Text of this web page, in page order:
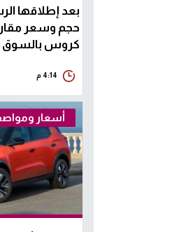
كروس بالسوق
4:14 م
أسعار